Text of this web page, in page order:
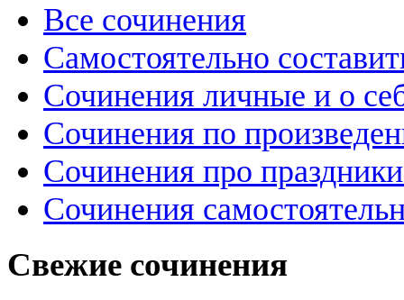
Все сочинения
Самостоятельно
Сочинения личные и о
Сочинения по
Сочинения про
Сочинения
Свежие сочинения